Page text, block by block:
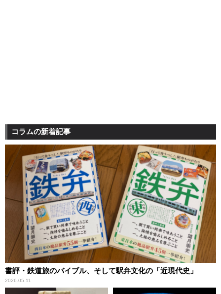
コラムの新着記事
書評・鉄道旅のバイブル、そして駅弁文化の「近現代史」
2026.05.11